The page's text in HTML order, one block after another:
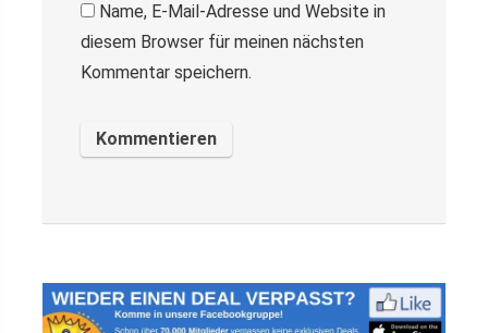
Name, E-Mail-Adresse und Website in
diesem Browser für meinen nächsten
Kommentar speichern.